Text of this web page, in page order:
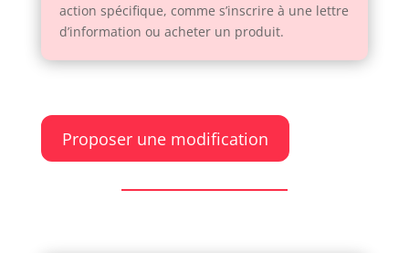
action spécifique, comme s’inscrire à une lettre
d’information ou acheter un produit.
Proposer une modification